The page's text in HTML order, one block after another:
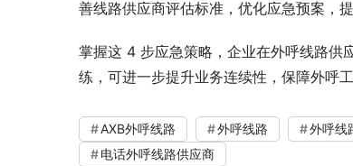
善线路供应商评估标准，优化应急预案，
掌握这 4 步应急策略，企业在外呼线路供
练，可进一步提升业务连续性，保障外呼工
AXB外呼线路 外呼线路 外呼线
电话外呼线路供应商